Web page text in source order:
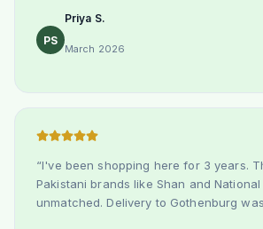
PS
Priya S.
March 2026
“I've been shopping here for 3 years.
Pakistani brands like Shan and National
unmatched. Delivery to Gothenburg